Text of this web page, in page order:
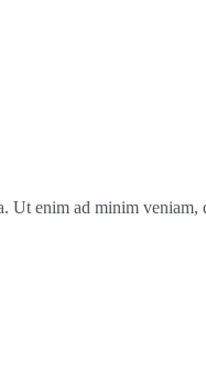
Ut enim ad minim